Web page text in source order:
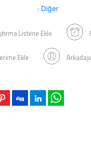
: Diğer
Listene Ekle
Ekle